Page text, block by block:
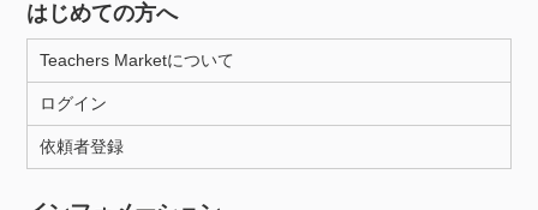
はじめての方へ
Teachers Marketについて
ログイン
依頼者登録